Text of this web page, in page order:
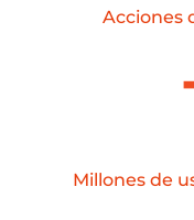
Acciones
Millones de